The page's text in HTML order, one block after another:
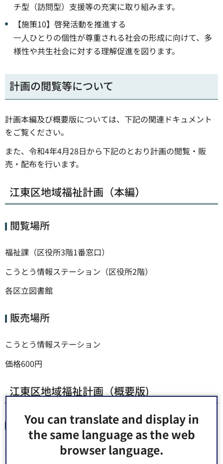
You can translate and display in
the same language as the web
browser language.
チ型（訪問型）支援等の充実に取り組みます。
【施策10】啓発活動を推進する
⼀⼈ひとりの個性が尊重される社会の形成に向けて、多
様性や共生社会に対する理解促進を図ります。
計画の閲覧等について
計画本編及び概要版については、下記の関連ドキュメント
をご覧ください。
また、令和4年4月28日から下記のとおり計画の閲覧・販
売・配布を行います。
江東区地域福祉計画（本編）
閲覧場所
福祉課（区役所3階1番窓口）
こうとう情報ステーション（区役所2階）
各区立図書館
販売場所
こうとう情報ステーション
価格600円
江東区地域福祉計画（概要版)
配布場所
福祉課（区役所3階1番窓口）